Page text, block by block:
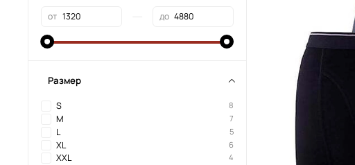
от до
Размер
S 8
M 7
L 5
XL 6
XXL 4